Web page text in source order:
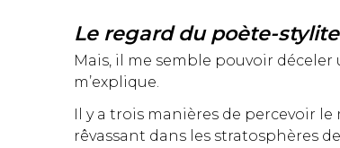
Le regard du poète-stylite
Mais, il me semble pouvoir
m’explique.
Il y a trois manières de percevoir
rêvassant dans les stratosphères